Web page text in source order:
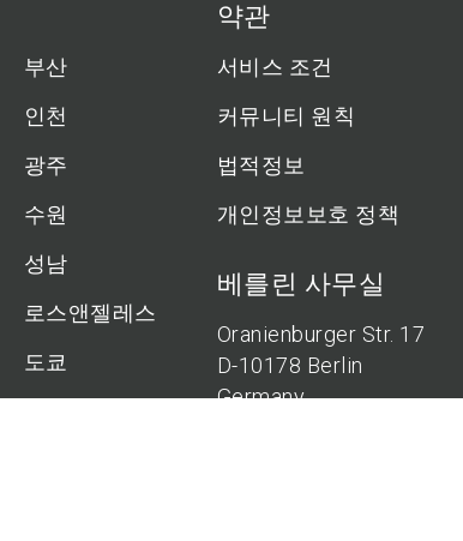
부산
인천
광주
수원
성남
로스앤젤레스
도쿄
약관
서비스 조건
커뮤니티 원칙
법적정보
개인정보보호 정책
베를린 사무실
Oranienburger Str. 17
D-10178 Berlin
Germany